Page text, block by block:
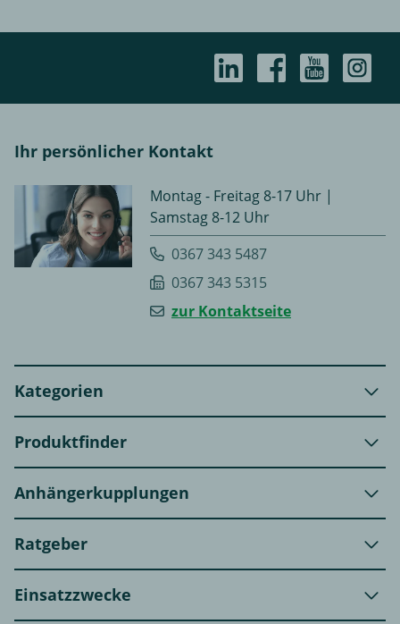
Ihr persönlicher Kontakt
Montag - Freitag 8-17 Uhr |
Samstag 8-12 Uhr
0367 343 5487
0367 343 5315
zur Kontaktseite
Kategorien
Produktfinder
Anhängerkupplungen
Ratgeber
Einsatzzwecke